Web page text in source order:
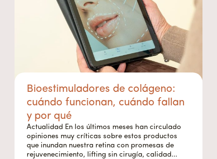
Bioestimuladores de colágeno:
cuándo funcionan, cuándo fallan
y por qué
Actualidad En los últimos meses han circulado
opiniones muy críticas sobre estos productos
que inundan nuestra retina con promesas de
rejuvenecimiento, lifting sin cirugía, calidad...